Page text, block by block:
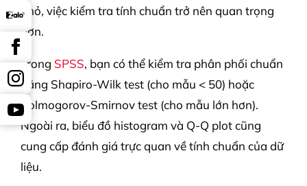
nhỏ, việc kiểm tra tính chuẩn trở nên quan trọng
hơn.
Trong SPSS, bạn có thể kiểm tra phân phối chuẩn
bằng Shapiro-Wilk test (cho mẫu < 50) hoặc
Kolmogorov-Smirnov test (cho mẫu lớn hơn).
Ngoài ra, biểu đồ histogram và Q-Q plot cũng
cung cấp đánh giá trực quan về tính chuẩn của dữ
liệu.